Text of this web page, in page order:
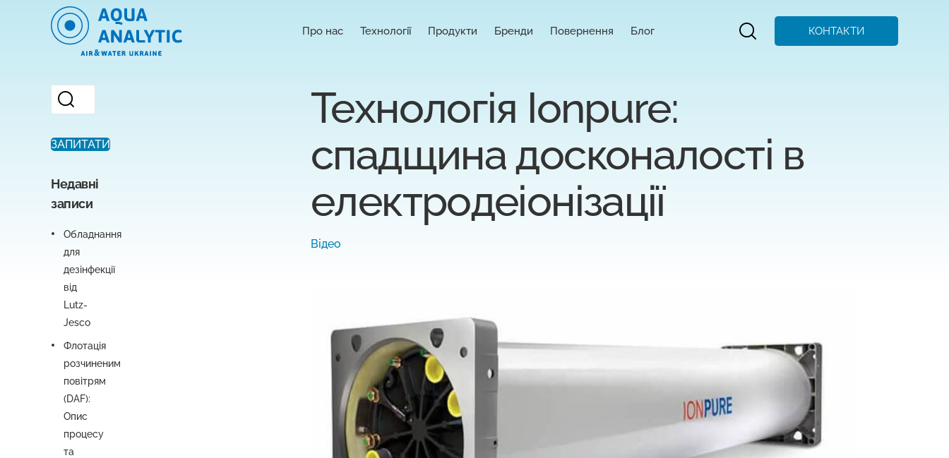
Про нас Технології Продукти Бренди Повернення Блог КОНТАКТИ
ЗАПИТАТИ
Недавні
записи
Обладнання
для
дезінфекції
від
Lutz-
Jesco
Флотація
розчиненим
повітрям
(DAF):
Опис
процесу
та
Технологія Ionpure:
спадщина досконалості в
електродеіонізації
Відео